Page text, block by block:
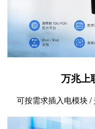
万兆上
可按需求插入电模块